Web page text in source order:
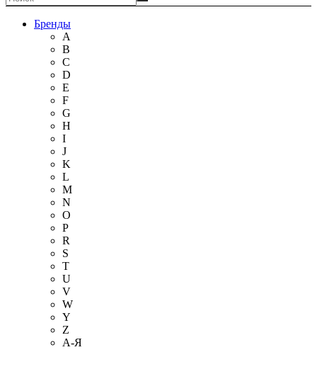
Бренды
A
B
C
D
E
F
G
H
I
J
K
L
M
N
O
P
R
S
T
U
V
W
Y
Z
А-Я